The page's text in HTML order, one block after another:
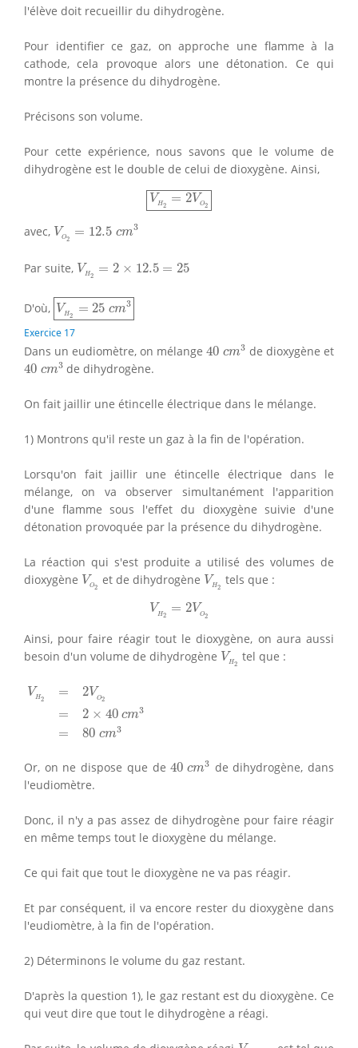
l'élève doit recueillir du dihydrogène.
Pour identifier ce gaz, on approche une flamme à la
cathode, cela provoque alors une détonation. Ce qui
montre la présence du dihydrogène.
Précisons son volume.
Pour cette expérience, nous savons que le volume de
dihydrogène est le double de celui de dioxygène. Ainsi,
VH2 = 2VO2
VH2=2VO2
avec, VO2 = 12.5 cm3
VO 12.5 m3
Par suite, VH2 = 2 × 12.5 = 25
VH 2 ×12.5= 25
D'où, VH2 = 25 cm3
VH2=25cm3
Exercice 17
Dans un eudiomètre, on mélange40 cm3
40 m3 de dioxygène et
40 cm3
40cm3de dihydrogène.
On fait jaillir une étincelle électrique dans le mélange.
1) Montrons qu'il reste un gaz à la fin de l'opération.
Lorsqu'on fait jaillir une étincelle électrique dans le
mélange, on va observer simultanément l'apparition
d'une flamme sous l'effet du dioxygène suivie d'une
détonation provoquée par la présence du dihydrogène.
La réaction qui s'est produite a utilisé des volumes de
dioxygène VO2
VO 2
et de dihydrogène VH2
VH 2
tels que :
VH2 = 2VO2
VH 2VO
Ainsi, pour faire réagir tout le dioxygène, on aura aussi
besoin d'un volume de dihydrogène VH2
VH 2
tel que :
VH2 = 2VO2
= 2 × 40 cm3
= 80 cm3
VH O2=
Or, on ne dispose que de40 cm3
40 m3 de dihydrogène, dans
l'eudiomètre.
Donc, il n'y a pas assez de dihydrogène pour faire réagir
en même temps tout le dioxygène du mélange.
Ce qui fait que tout le dioxygène ne va pas réagir.
Et par conséquent, il va encore rester du dioxygène dans
l'eudiomètre, à la fin de l'opération.
2) Déterminons le volume du gaz restant.
D'après la question 1), le gaz restant est du dioxygène. Ce
qui veut dire que tout le dihydrogène a réagi.
VO réagi)